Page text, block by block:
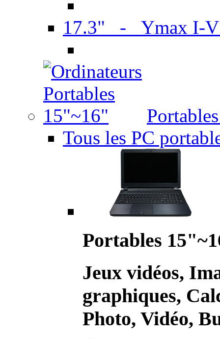
17.3" - Ymax I-
Tous les PC
Portables
Jeux vidéos,
graphiques,
Photo, Vidéo,